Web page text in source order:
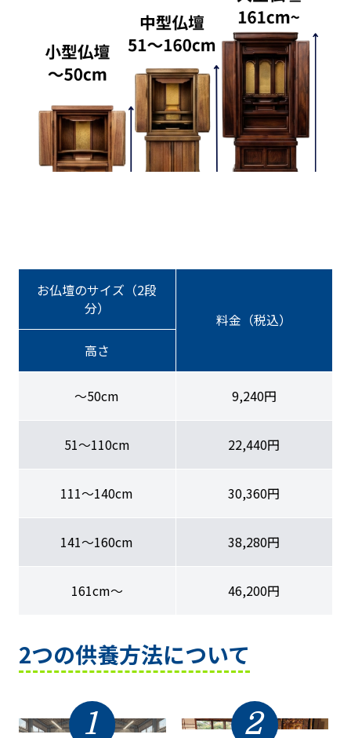
お仏壇のサイズ（2段
分）
料金（税込）
高さ
〜50cm 9,240円
51〜110cm 22,440円
111〜140cm 30,360円
141〜160cm 38,280円
161cm〜 46,200円
2つの供養方法について
1 2